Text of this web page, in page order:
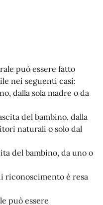
può essere fatto
nei seguenti casi:
dalla sola madre o da
del bambino, dalla
naturali o solo dal
del bambino, da uno o
riconoscimento è resa
può essere